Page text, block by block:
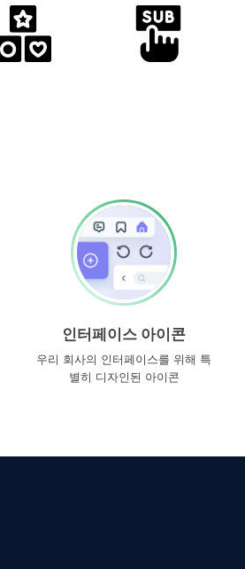
인터페이스 아이콘
우리 회사의 인터페이스를 위해 특
별히 디자인된 아이콘